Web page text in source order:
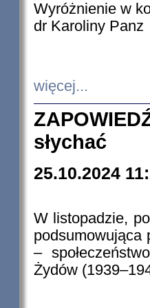
Wyróżnienie w
dr Karoliny Panz
więcej...
słychać
25.10.2024
W listopadzie,
podsumowująca
–
Żydów